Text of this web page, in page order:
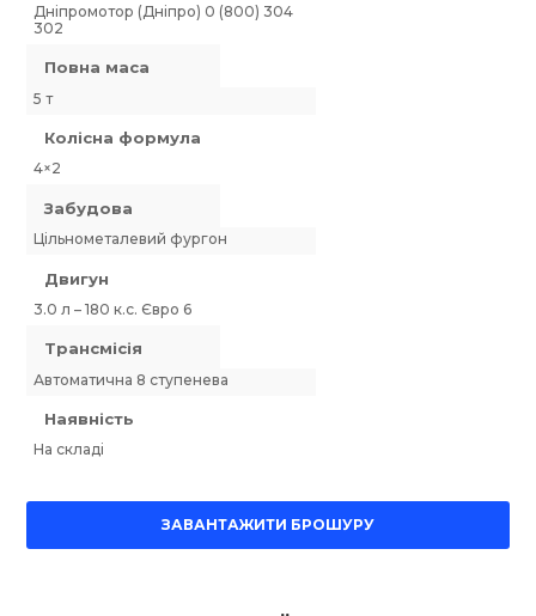
Дніпромотор (Дніпро) 0 (800) 304
302
Повна маса
5 т
Колісна формула
4×2
Забудова
Цільнометалевий фургон
Двигун
3.0 л – 180 к.с. Євро 6
Трансмісія
Автоматична 8 ступенева
Наявність
На складі
ЗАВАНТАЖИТИ БРОШУРУ